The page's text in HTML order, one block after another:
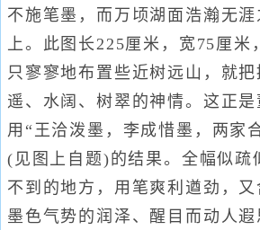
不施笔墨，而万顷湖面浩瀚无
上。此图长225厘米，宽75厘米
只寥寥地布置些近树远山，就
遥、水阔、树翠的神情。这正
用“王洽泼墨，李成惜墨，两家
(见图上自题)的结果。全幅似疏
不到的地方，用笔爽利遒劲，
墨色气势的润泽、醒目而动人